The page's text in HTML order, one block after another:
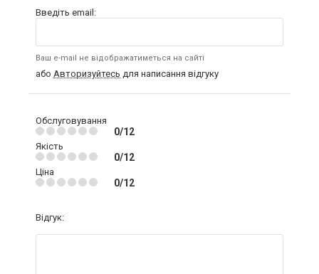
Введіть email:
Ваш e-mail не відображатиметься на сайті
або Авторизуйтесь для написання відгуку
Обслуговування
0/12
Якість
0/12
Ціна
0/12
Відгук: